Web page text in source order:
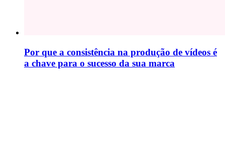
Por que a consistência na produção de vídeos é
a chave para o sucesso da sua marca